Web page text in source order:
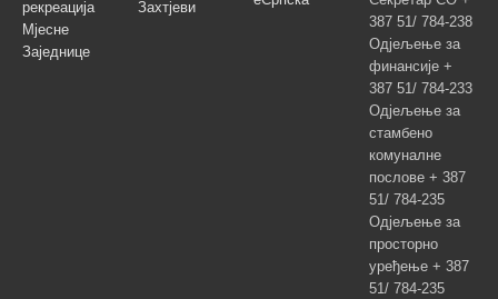
рекреација
Мјесне
Заједнице
Захтјеви
387 51/ 784-238
Одјељење за
финансије +
387 51/ 784-233
Одјељење за
стамбено
комуналне
послове + 387
51/ 784-235
Одјељење за
просторно
уређење + 387
51/ 784-235